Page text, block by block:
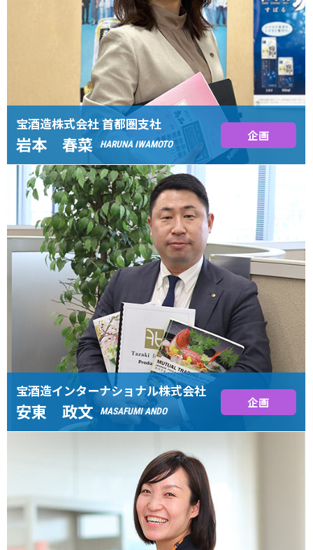
宝酒造株式会社 首都圏支社
岩本 春菜 HARUNA IWAMOTO
企画
宝酒造インターナショナル株式会社
安東 政文 MASAFUMI ANDO
企画